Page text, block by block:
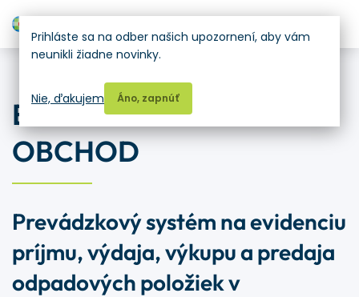
ENVITA SKLAD A
OBCHOD
Prevádzkový systém na evidenciu
príjmu, výdaja, výkupu a predaja
odpadových položiek v
Prihláste sa na odber našich upozornení, aby vám
neunikli žiadne novinky.
Áno, zapnúť
Nie, ďakujem